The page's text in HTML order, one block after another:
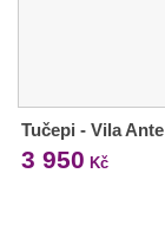
Tučepi - Vila Ante
3 950 Kč